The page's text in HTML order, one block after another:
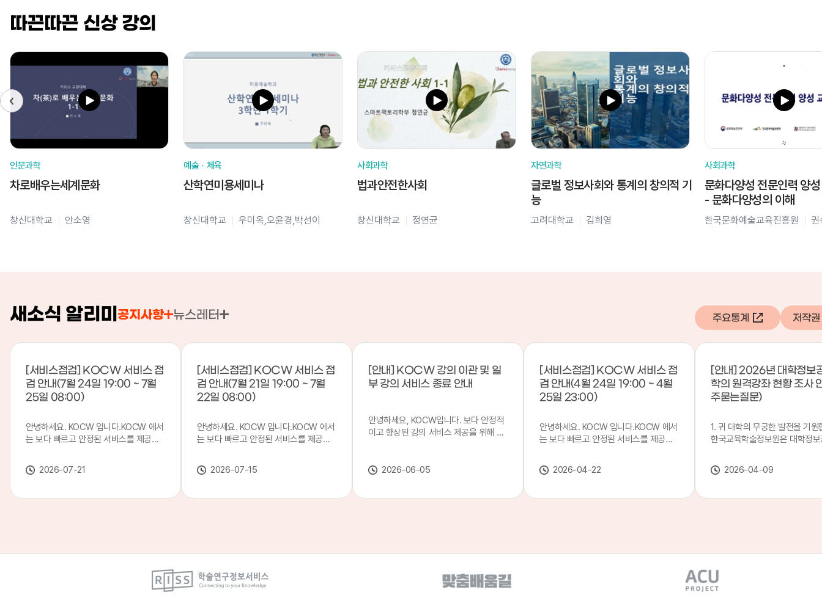
따끈따끈 신상 강의
인문과학
차로배우는세계문화
창신대학교 안소영
예술ㆍ체육
산학연미용세미나
창신대학교 우미옥,오윤경,박선이
사회과학
법과안전한사회
창신대학교 정연균
자연과학
글로벌 정보사회와 통계의 창의적 기
능
고려대학교 김희영
사회과학
문화다양성 전문인력 양
- 문화다양성의 이해
한국문화예술교육진흥원 권
새소식 알리미 공지사항 뉴스레터
[서비스점검] KOCW 서비스 점
검 안내(7월 24일 19:00 ~ 7월
25일 08:00)
안녕하세요. KOCW 입니다.KOCW 에서
는 보다 빠르고 안정된 서비스를 제공하
합니다.※ 서비스 점검 작업 일시 : 7월
24일(금) 19:00 ~ 7월 25일(토) 08:00
안 서비스가 일시 중지될 수 있으니, 이
2026-07-21
[서비스점검] KOCW 서비스 점
검 안내(7월 21일 19:00 ~ 7월
22일 08:00)
안녕하세요. KOCW 입니다.KOCW 에서
는 보다 빠르고 안정된 서비스를 제공하
합니다.※ 서비스 점검 작업 일시 : 7월 21
일(화) 19:00 ~ 7월 22일(수) 08:00이
서비스가일시 중지될 수 있으니, 이 점 양
2026-07-15
[안내] KOCW 강의 이관 및 일
부 강의 서비스 종료 안내
안녕하세요, KOCW입니다. 보다 안정적
이고 향상된 강의 서비스 제공을 위해 강
스가 종료될 예정이오니, 이용에 참고하
종료 강의 안내 이관 작업으로 인해 일부
었습니다. 서비스 종료 강의 목록은 아래
링크에서 확인하실 수 있습니다. → 서비
2026-06-05
[서비스점검] KOCW 서비스 점
검 안내(4월 24일 19:00 ~ 4월
25일 23:00)
안녕하세요. KOCW 입니다.KOCW 에서
는 보다 빠르고 안정된 서비스를 제공하
합니다.※ 서비스 점검 작업 일시 : 4월
24일(금) 19:00 ~ 4월 25일(토) 23:00
안 일시중지될 예정이오니, 이 점 양해하
2026-04-22
[안내] 2026년 대학정보
학의 원격강좌 현황 조사
주묻는질문)
1. 귀 대학의 무궁한 발전을 기원
한국교육학술정보원은 대학정
본 조사는 2025. 3. 1~2026. 2.
에 운영된 원격강좌(이러닝) 현
강좌(12-바)'에 데이터를 연계할
인시 캠퍼스인 경우 해당 캠퍼스
있는 기관명을 선택하시면 됩니
2026-04-09
주요통계 저작